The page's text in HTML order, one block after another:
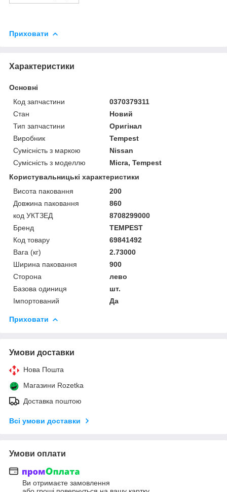
Приховати
Характеристики
Основні
Код запчастини
0370379311
Стан
Новий
Тип запчастини
Оригінал
Виробник
Tempest
Сумісність з маркою
Nissan
Сумісність з моделлю
Micra, Tempest
Користувальницькі характеристики
Висота паковання
200
Довжина паковання
860
код УКТЗЕД
8708299000
Бренд
TEMPEST
Код товару
69841492
Вага (кг)
2.73000
Ширина паковання
900
Сторона
лево
Базова одиниця
шт.
Імпортований
Да
Приховати
Умови доставки
Нова Пошта
Магазини Rozetka
Доставка поштою
Всі умови доставки
Умови оплати
Ви отримаєте замовлення